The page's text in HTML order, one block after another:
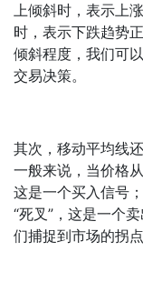
上倾斜时，表示上
时，表示下跌趋势
倾斜程度，我们可
交易决策。
其次，移动平均线
一般来说，当价格
这是一个买入信号
“死叉”，这是一个
们捕捉到市场的拐